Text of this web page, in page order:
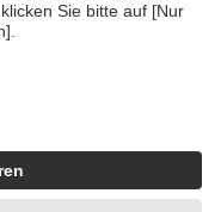
um echte Bewertungen
künstlicher